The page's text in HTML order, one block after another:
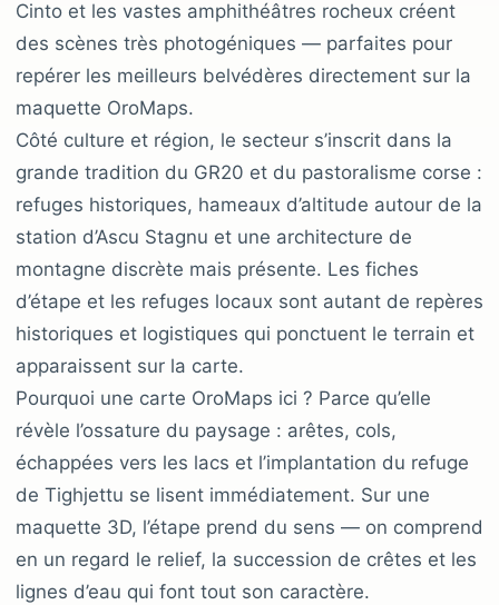
Cinto et les vastes amphithéâtres rocheux créent
des scènes très photogéniques — parfaites pour
repérer les meilleurs belvédères directement sur la
maquette OroMaps.
Côté culture et région, le secteur s’inscrit dans la
grande tradition du GR20 et du pastoralisme corse :
refuges historiques, hameaux d’altitude autour de la
station d’Ascu Stagnu et une architecture de
montagne discrète mais présente. Les fiches
d’étape et les refuges locaux sont autant de repères
historiques et logistiques qui ponctuent le terrain et
apparaissent sur la carte.
Pourquoi une carte OroMaps ici ? Parce qu’elle
révèle l’ossature du paysage : arêtes, cols,
échappées vers les lacs et l’implantation du refuge
de Tighjettu se lisent immédiatement. Sur une
maquette 3D, l’étape prend du sens — on comprend
en un regard le relief, la succession de crêtes et les
lignes d’eau qui font tout son caractère.